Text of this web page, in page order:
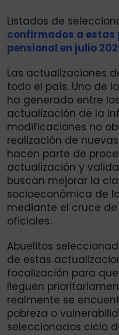
Listados de
confirmados a estas
pensional en julio
Las actualizaciones
todo el país. Uno de
ha generado entre
actualización de la
modificaciones no
realización de
hacen parte de
actualización y
buscan mejorar la
socioeconómica de
mediante el cruce
oficiales.
Abuelitos
de estas
focalización para
lleguen
realmente se
pobreza o
seleccionados ciclo